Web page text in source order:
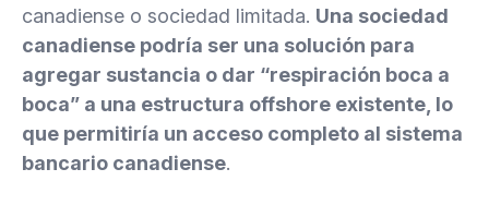
canadiense o sociedad limitada. Una sociedad
canadiense podría ser una solución para
agregar sustancia o dar “respiración boca a
boca” a una estructura offshore existente, lo
que permitiría un acceso completo al sistema
bancario canadiense.